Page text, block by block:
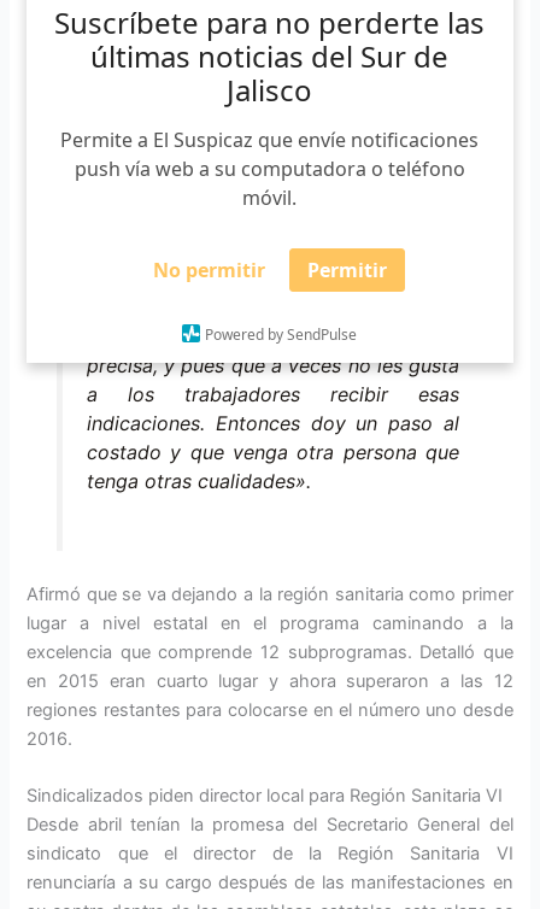
Suscríbete para no perderte las
últimas noticias del Sur de
Jalisco
Permite a El Suspicaz que envíe notificaciones
push vía web a su computadora o teléfono
móvil.
No permitir Permitir
Powered by SendPulse
«Habían manifestado los trabajadores
sindicalizados que no estaban de
deben de hacer unas cuestiones pues
que es su responsabilidad y que
manera muy puntual, de manera muy
precisa, y pues que a veces no les gusta
a los trabajadores recibir esas
indicaciones. Entonces doy un paso al
costado y que venga otra persona que
tenga otras cualidades».
Afirmó que se va dejando a la región sanitaria como primer
lugar a nivel estatal en el programa caminando a la
excelencia que comprende 12 subprogramas. Detalló que
en 2015 eran cuarto lugar y ahora superaron a las 12
regiones restantes para colocarse en el número uno desde
2016.
Sindicalizados piden director local para Región Sanitaria VI
Desde abril tenían la promesa del Secretario General del
sindicato que el director de la Región Sanitaria VI
renunciaría a su cargo después de las manifestaciones en